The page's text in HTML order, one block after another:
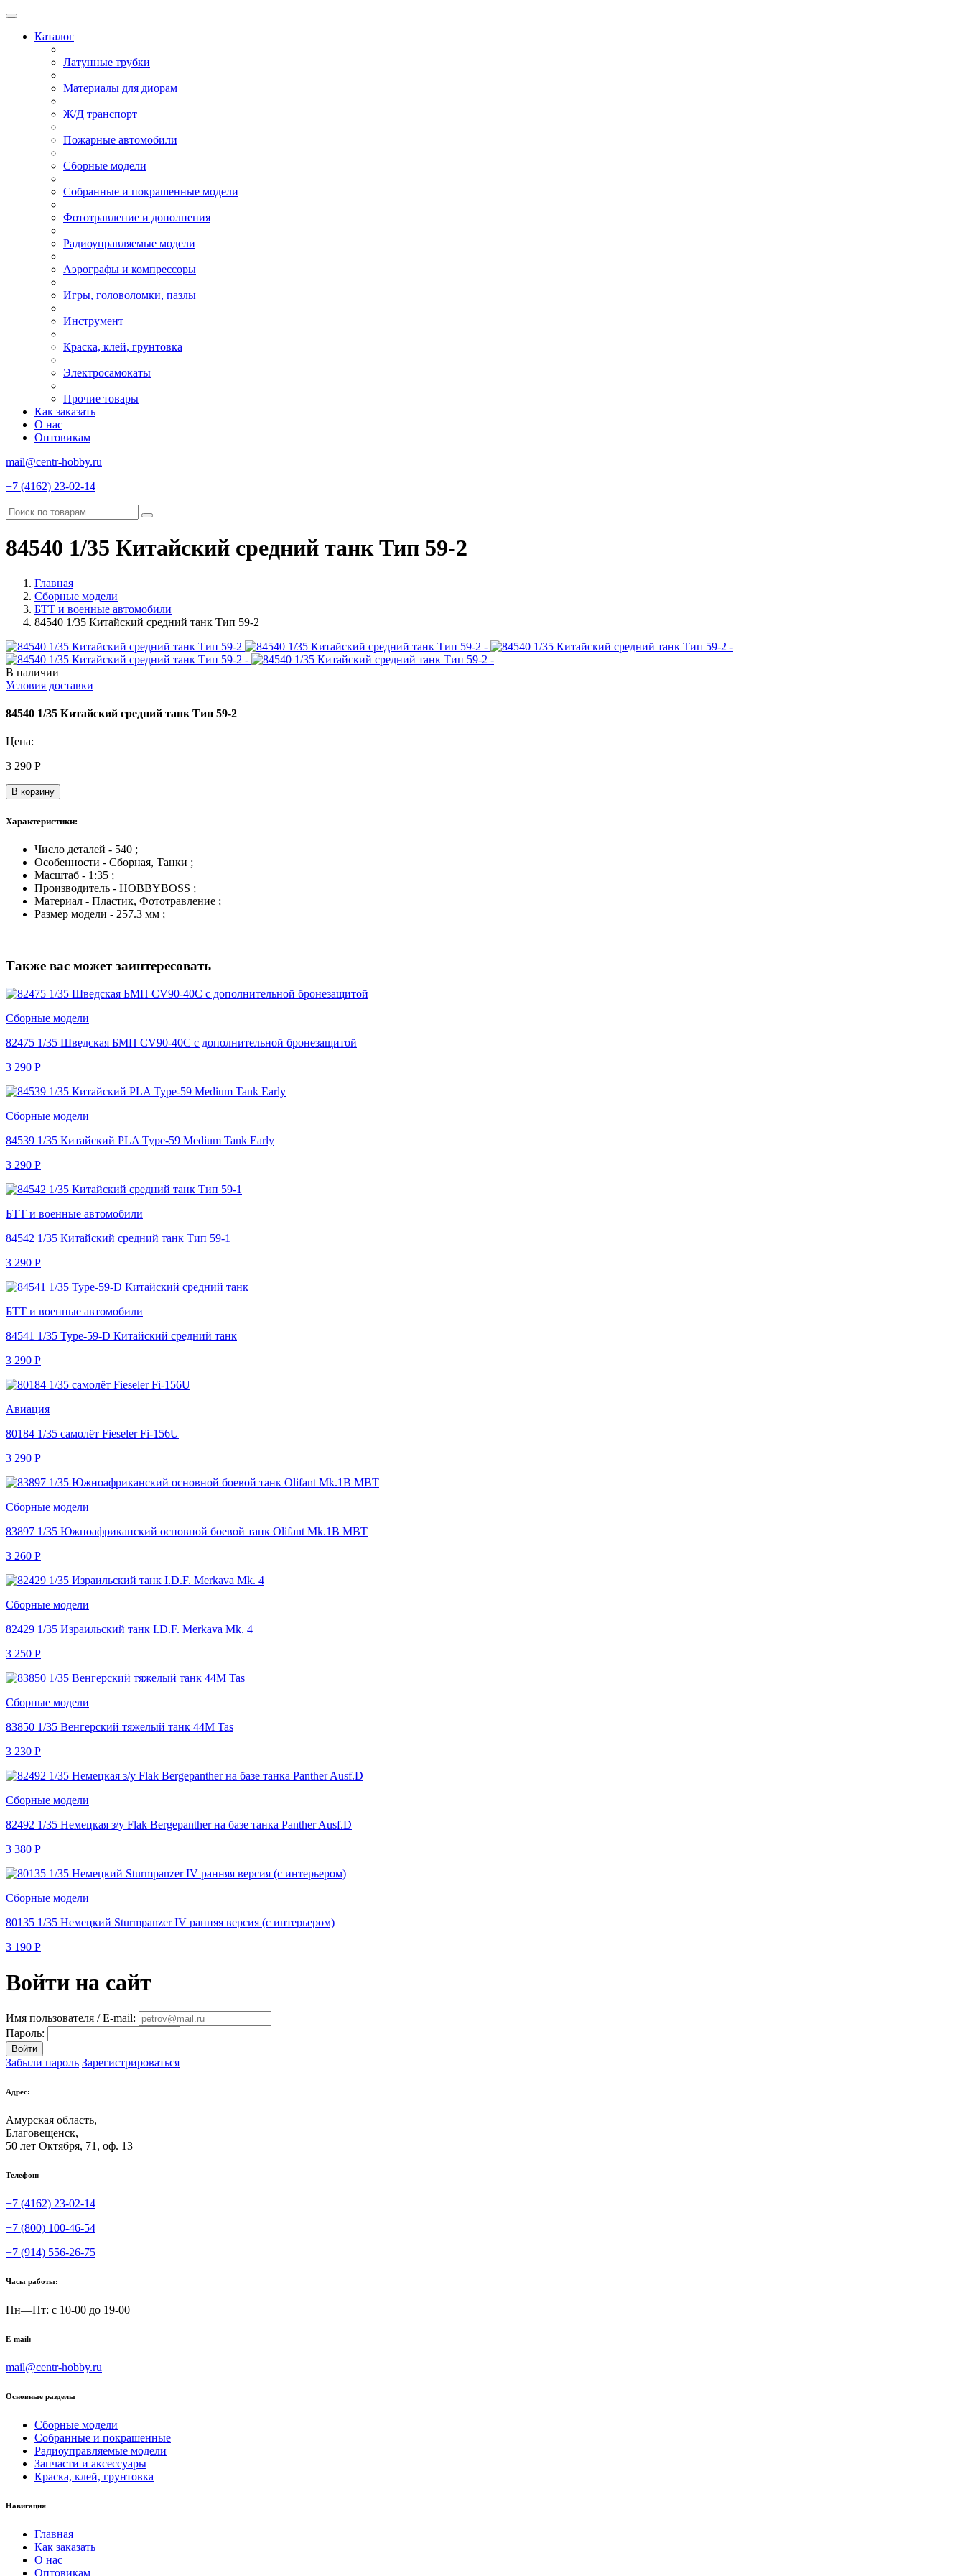
Каталог
Латунные трубки
Материалы для диорам
Ж/Д транспорт
Пожарные автомобили
Сборные модели
Собранные и покрашенные модели
Фототравление и дополнения
Радиоуправляемые модели
Аэрографы и компрессоры
Игры, головоломки, пазлы
Инструмент
Краска, клей, грунтовка
Электросамокаты
Прочие товары
Как заказать
О нас
Оптовикам
mail@centr-hobby.ru
+7 (4162) 23-02-14
84540 1/35 Китайский средний танк Тип 59-2
Главная
Сборные модели
БТТ и военные автомобили
84540 1/35 Китайский средний танк Тип 59-2
В наличии
Условия доставки
84540 1/35 Китайский средний танк Тип 59-2
Цена:
3 290 Р
В корзину
Характеристики:
Число деталей - 540 ;
Особенности - Сборная, Танки ;
Масштаб - 1:35 ;
Производитель - HOBBYBOSS ;
Материал - Пластик, Фототравление ;
Размер модели - 257.3 мм ;
Также вас может заинтересовать
Сборные модели
82475 1/35 Шведская БМП CV90-40C с дополнительной бронезащитой
3 290 Р
Сборные модели
84539 1/35 Китайский PLA Type-59 Medium Tank Early
3 290 Р
БТТ и военные автомобили
84542 1/35 Китайский средний танк Тип 59-1
3 290 Р
БТТ и военные автомобили
84541 1/35 Type-59-D Китайский средний танк
3 290 Р
Авиация
80184 1/35 самолёт Fieseler Fi-156U
3 290 Р
Сборные модели
83897 1/35 Южноафриканский основной боевой танк Olifant Mk.1B MBT
3 260 Р
Сборные модели
82429 1/35 Израильский танк I.D.F. Merkava Mk. 4
3 250 Р
Сборные модели
83850 1/35 Венгерский тяжелый танк 44M Tas
3 230 Р
Сборные модели
82492 1/35 Немецкая з/у Flak Bergepanther на базе танка Panther Ausf.D
3 380 Р
Сборные модели
80135 1/35 Немецкий Sturmpanzer IV ранняя версия (с интерьером)
3 190 Р
Войти на сайт
Имя пользователя / E-mail:
Пароль:
Войти
Забыли пароль Зарегистрироваться
Адрес:
Амурская область,
Благовещенск,
50 лет Октября, 71, оф. 13
Телефон:
+7 (4162) 23-02-14
+7 (800) 100-46-54
+7 (914) 556-26-75
Часы работы:
Пн—Пт: с 10-00 до 19-00
E-mail:
mail@centr-hobby.ru
Основные разделы
Сборные модели
Собранные и покрашенные
Радиоуправляемые модели
Запчасти и аксессуары
Краска, клей, грунтовка
Навигация
Главная
Как заказать
О нас
Оптовикам